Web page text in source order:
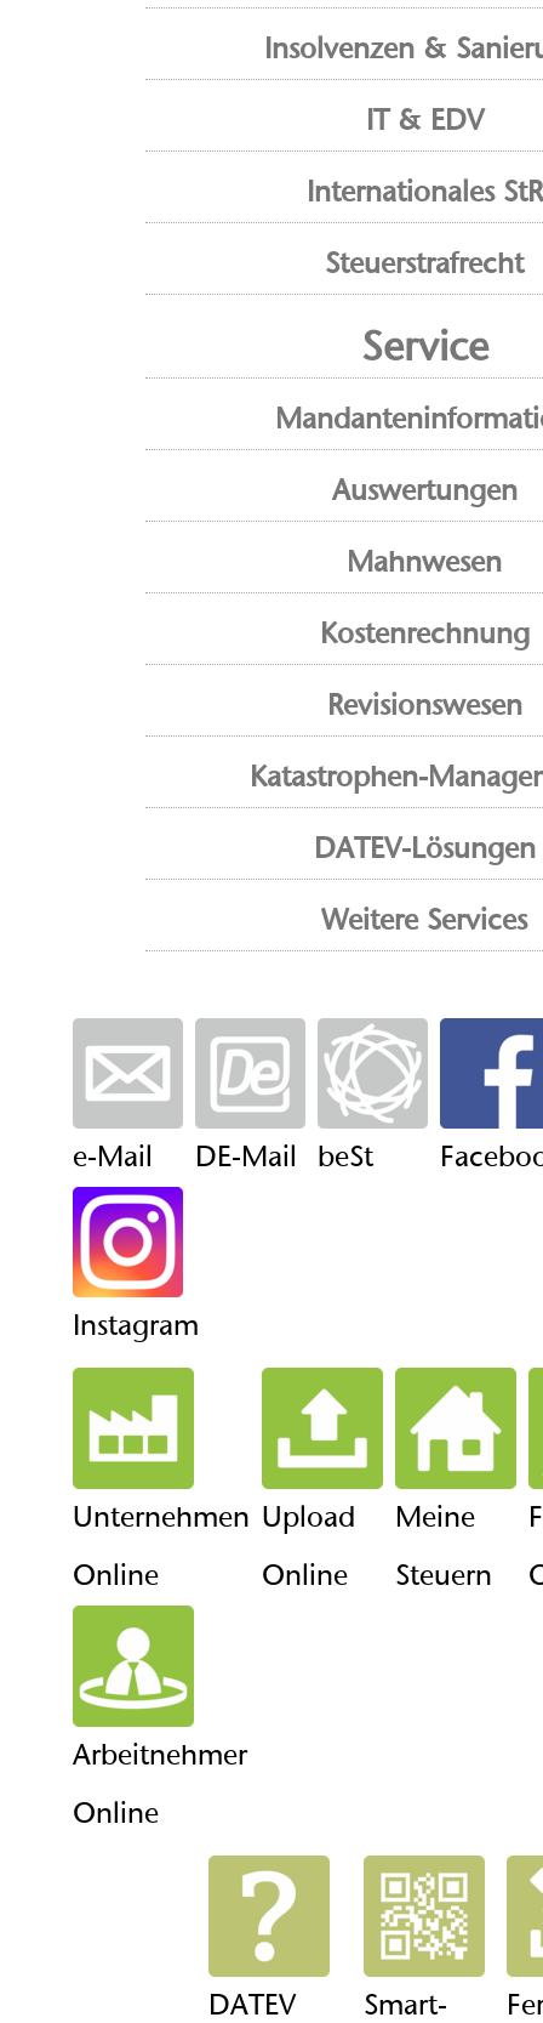
Insolvenzen &
IT & EDV
Internationales StR
Steuerstrafrecht
Service
Auswertungen
Mahnwesen
Kostenrechnung
Revisionswesen
Katastrophen-
DATEV-Lösungen
Weitere Services
e-Mail DE-Mail beSt
Instagram
Unternehmen
Online
Upload
Online
Meine
Steuern
Arbeitnehmer
Online
DATEV
Smart-